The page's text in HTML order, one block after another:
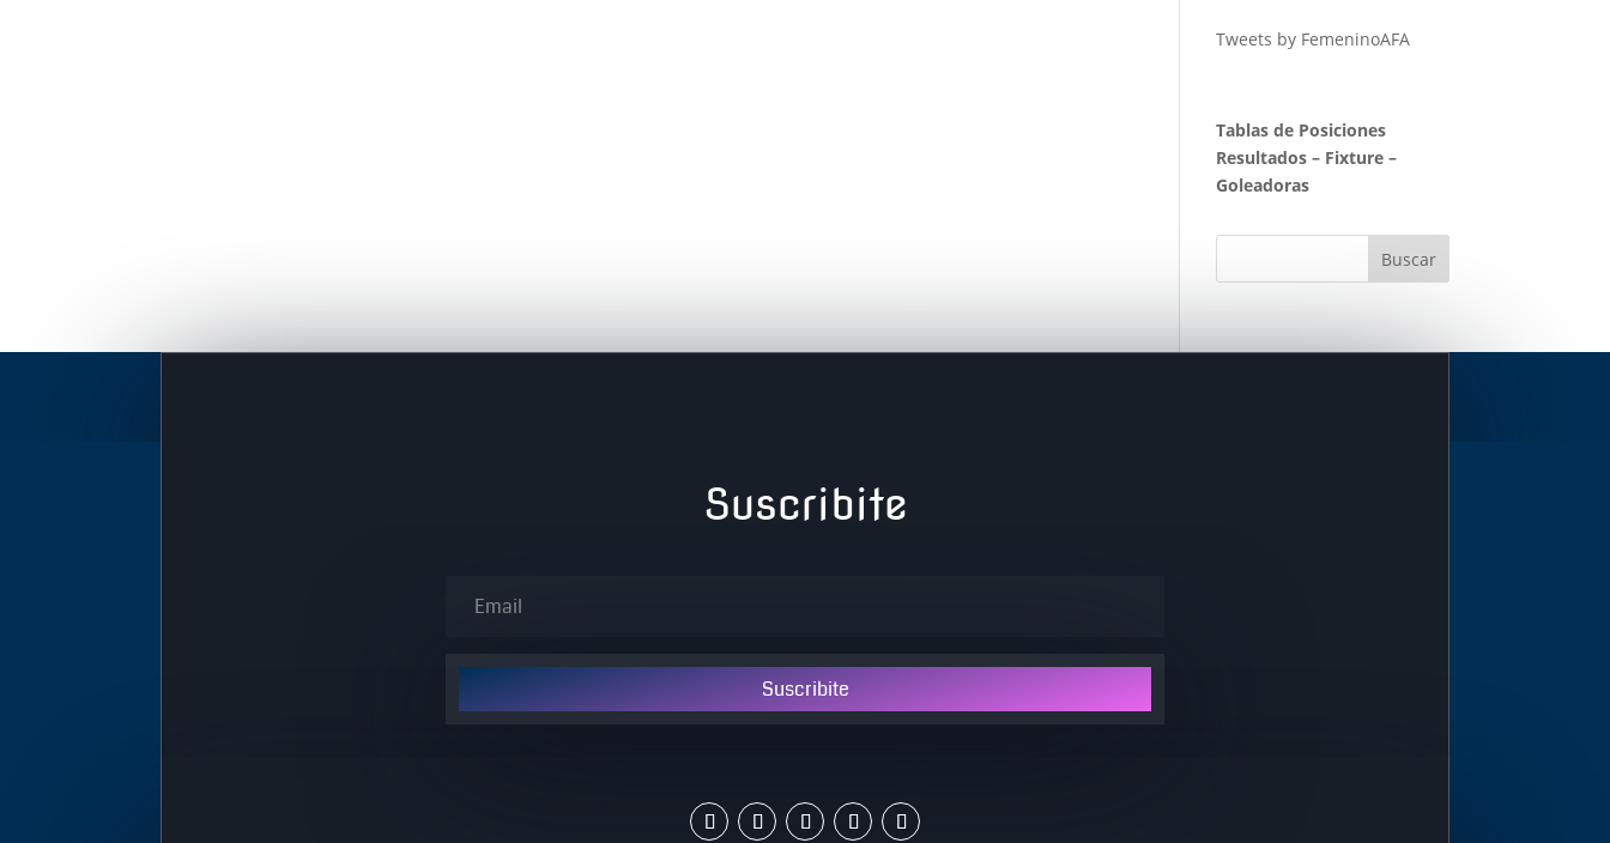
Tweets by FemeninoAFA
Tablas de Posiciones
Resultados – Fixture –
Goleadoras
Suscribite
Suscribite